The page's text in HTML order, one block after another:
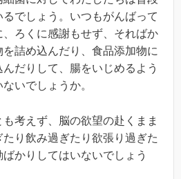
でしょう。いつもがんばって
ろくに感謝もせず、そればか
詰め込んだり、食品添加物に
だりして、腸をいじめるよう
いでしょうか。
考えず、脳の欲望の赴くまま
り飲み過ぎたり欲張り過ぎた
かりしてはいないでしょう